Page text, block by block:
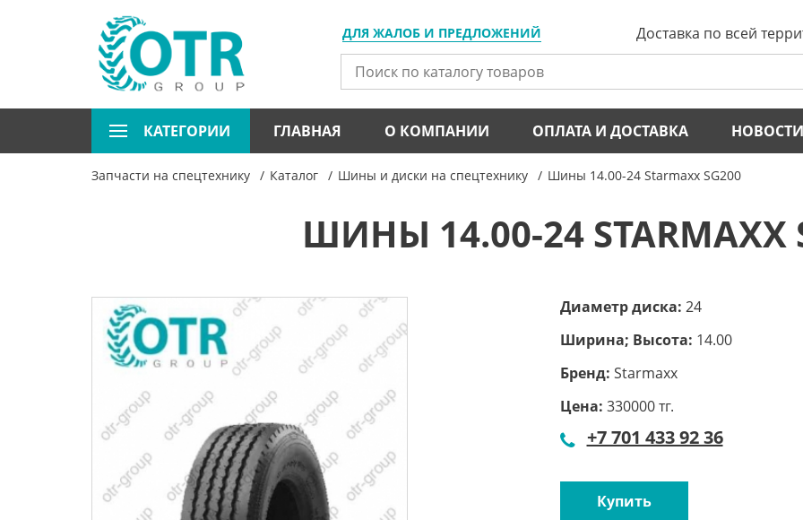
ДЛЯ ЖАЛОБ И ПРЕДЛОЖЕНИЙ Доставка по всей
КАТЕГОРИИ ГЛАВНАЯ О КОМПАНИИ ОПЛАТА И ДОСТАВКА НОВОСТИ
Запчасти на спецтехнику Каталог Шины и диски на спецтехнику Шины 14.00-24 Starmaxx SG200
ШИНЫ 14.00-24 STARMAXX
Диаметр диска: 24
Ширина; Высота: 14.00
Бренд: Starmaxx
Цена: 330000 тг.
+7 701 433 92 36
Купить